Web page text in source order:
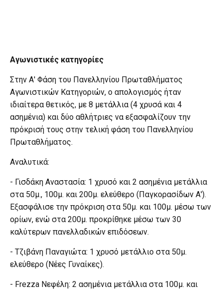
Αγωνιστικές κατηγορίες
Στην Α' Φάση του Πανελληνίου Πρωταθλήματος
Αγωνιστικών Κατηγοριών, ο απολογισμός ήταν
ιδιαίτερα θετικός, με 8 μετάλλια (4 χρυσά και 4
ασημένια) και δύο αθλήτριες να εξασφαλίζουν την
πρόκρισή τους στην τελική φάση του Πανελληνίου
Πρωταθλήματος.
Αναλυτικά:
- Γισδάκη Αναστασία: 1 χρυσό και 2 ασημένια μετάλλια
στα 50μ., 100μ. και 200μ. ελεύθερο (Παγκορασίδων Α').
Εξασφάλισε την πρόκριση στα 50μ. και 100μ. μέσω των
ορίων, ενώ στα 200μ. προκρίθηκε μέσω των 30
καλύτερων πανελλαδικών επιδόσεων.
- Τζιβάνη Παναγιώτα: 1 χρυσό μετάλλιο στα 50μ.
ελεύθερο (Νέες Γυναίκες).
- Frezza Νεφέλη: 2 ασημένια μετάλλια στα 100μ. και